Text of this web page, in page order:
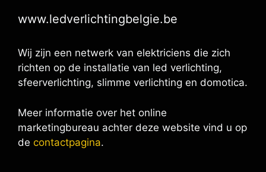
www.ledverlichtingbelgie.be
Wij zijn een netwerk van elektriciens die zich
richten op de installatie van led verlichting,
sfeerverlichting, slimme verlichting en domotica.
Meer informatie over het online
marketingbureau achter deze website vind u op
de contactpagina.